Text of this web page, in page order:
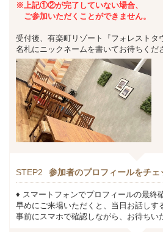
※上記①②が完了していない場合、
ご参加いただくことができません。
受付後、有楽町リゾート『フォレストタ
名札にニックネームを書いてお待ちくだ
STEP2 参加者のプロフィールをチェ
♦ スマートフォンでプロフィールの最終
早めにご来場いただくと、当日お話しす
事前にスマホで確認しながら、お待ちい